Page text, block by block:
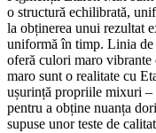
o structură echilibrată,
la obținerea unui rezultat
uniformă în timp. Linia
oferă culori maro vibrante
maro sunt o realitate cu
ușurință propriile mixuri –
pentru a obține nuanța
supuse unor teste de